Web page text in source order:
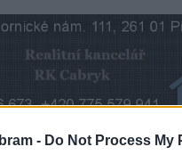
- Do Not Process My